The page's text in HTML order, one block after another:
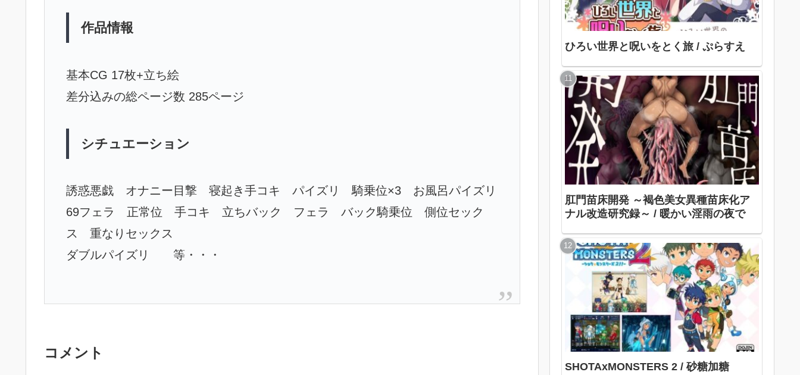
作品情報
基本CG 17枚+立ち絵
差分込みの総ページ数 285ページ
シチュエーション
誘惑悪戯 オナニー目撃 寝起き手コキ パイズリ 騎乗位×3 お風呂パイズリ
69フェラ 正常位 手コキ 立ちバック フェラ バック騎乗位 側位セック
ス 重なりセックス
ダブルパイズリ 等・・・
コメント
ひろい世界と呪いをとく旅 / ぷらすえ
肛門苗床開発 ～褐色美女異種苗床化ア
ナル改造研究録～ / 暖かい淫雨の夜で
SHOTAxMONSTERS 2 / 砂糖加糖